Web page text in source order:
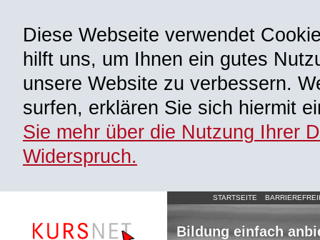
Diese Webseite verwendet
hilft uns, um Ihnen ein gutes
unsere Website zu verbessern.
surfen, erklären Sie sich hiermit
Sie mehr über die Nutzung Ihrer
Widerspruch.
STARTSEITE
Bildung einfach